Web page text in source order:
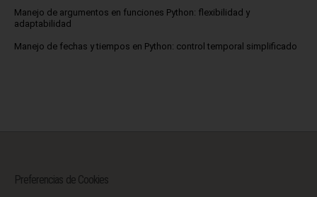
Manejo de argumentos en funciones Python: flexibilidad y
adaptabilidad
Manejo de fechas y tiempos en Python: control temporal simplificado
Preferencias de Cookies